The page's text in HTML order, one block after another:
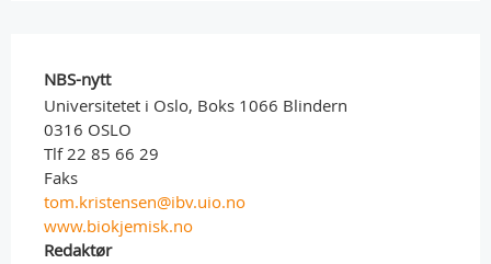
NBS-nytt
Universitetet i Oslo, Boks 1066 Blindern
0316 OSLO
Tlf 22 85 66 29
Faks
tom.kristensen@ibv.uio.no
www.biokjemisk.no
Redaktør